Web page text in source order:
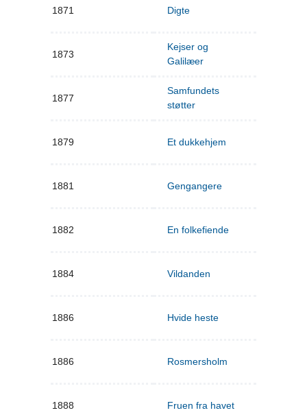
1871 Digte
1873
Kejser og
Galilæer
1877
Samfundets
støtter
1879 Et dukkehjem
1881 Gengangere
1882 En folkefiende
1884 Vildanden
1886 Hvide heste
1886 Rosmersholm
1888 Fruen fra havet